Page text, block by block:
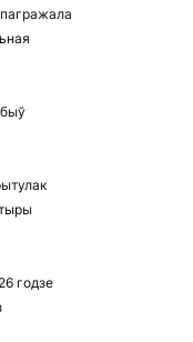
быў
годзе